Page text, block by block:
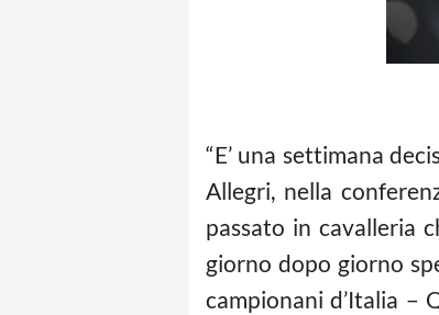
“E’ una settimana
Allegri, nella
passato in cavalleria
giorno dopo giorno
campionani d’Italia –